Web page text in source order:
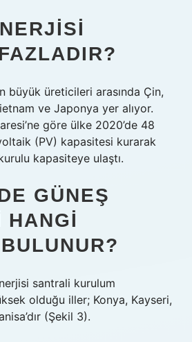
büyük üreticileri arasında Çin,
ve Japonya yer alıyor.
göre ülke 2020’de 48
(PV) kapasitesi kurarak
kapasiteye ulaştı.
GÜNEŞ
HANGI
santrali kurulum
olduğu iller; Konya, Kayseri,
(Şekil 3).